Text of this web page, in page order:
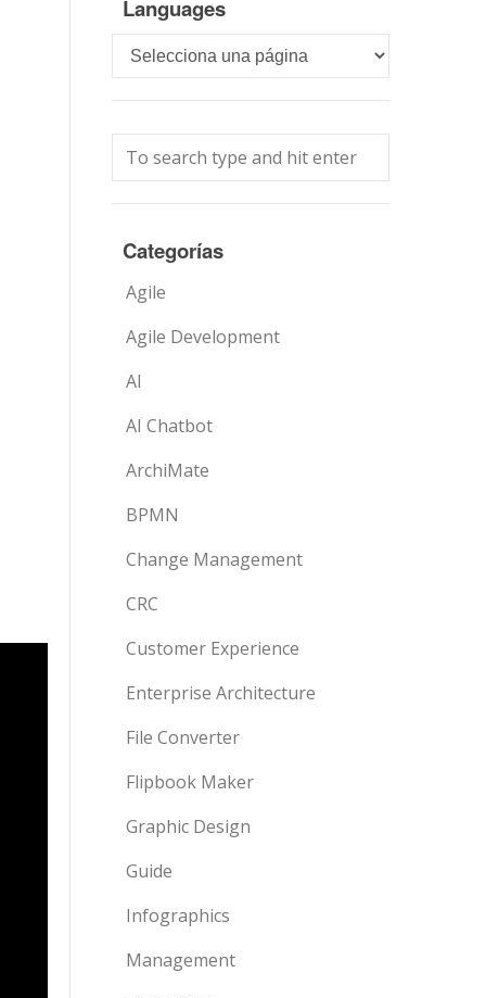
Languages
Languages
Categorías
Agile
Agile Development
AI
AI Chatbot
ArchiMate
BPMN
Change Management
CRC
Customer Experience
Enterprise Architecture
File Converter
Flipbook Maker
Graphic Design
Guide
Infographics
Management